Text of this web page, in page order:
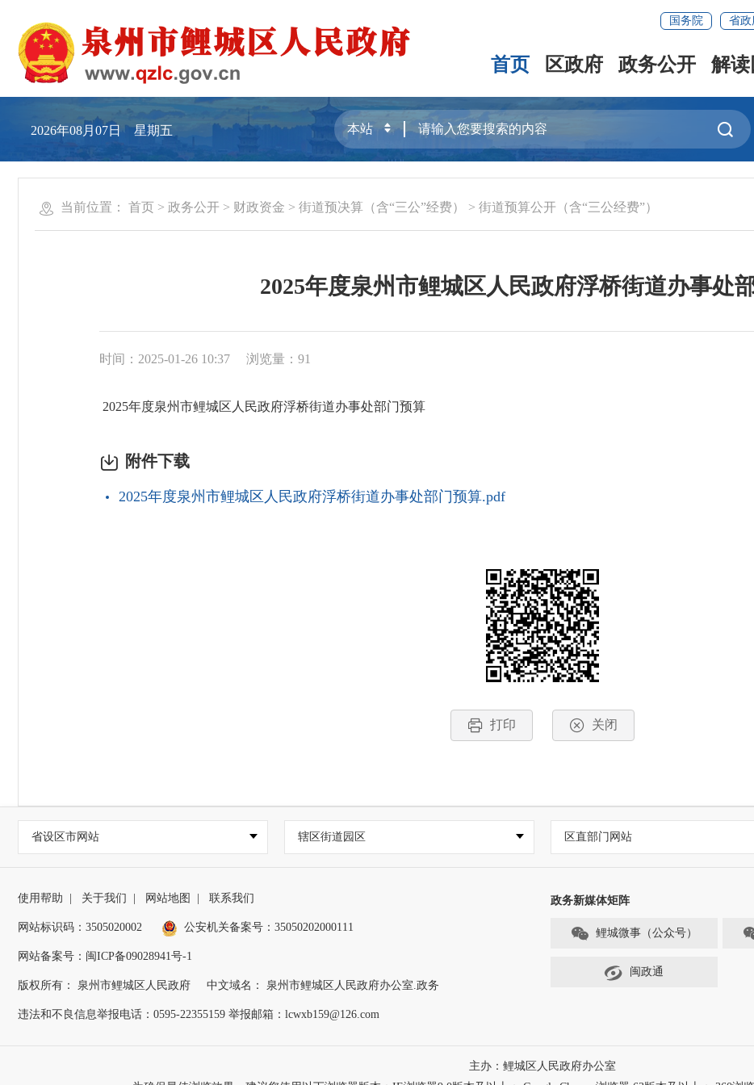
国务院 省政
首页 区政府 政务公开 解
2026年08月07日 星期五
当前位置： 首页 > 政务公开 > 财政资金 > 街道预决算（含“三公”经费） > 街道预算公开（含“三公经费”）
2025年度泉州市鲤城区人民政府浮桥街道办事处
时间：2025-01-26 10:37 浏览量： 91
2025年度泉州市鲤城区人民政府浮桥街道办事处部门预算
附件下载
2025年度泉州市鲤城区人民政府浮桥街道办事处部门预算.pdf
打印 关闭
省设区市网站 辖区街道园区 区直部门网站
使用帮助 关于我们 网站地图 联系我们
网站标识码：3505020002 公安机关备案号：35050202000111
网站备案号：闽ICP备09028941号-1
版权所有： 泉州市鲤城区人民政府 中文域名： 泉州市鲤城区人民政府办公室.政务
违法和不良信息举报电话：0595-22355159 举报邮箱：lcwxb159@126.com
政务新媒体矩阵
鲤城微事（公众号）
闽政通
主办：鲤城区人民政府办公室